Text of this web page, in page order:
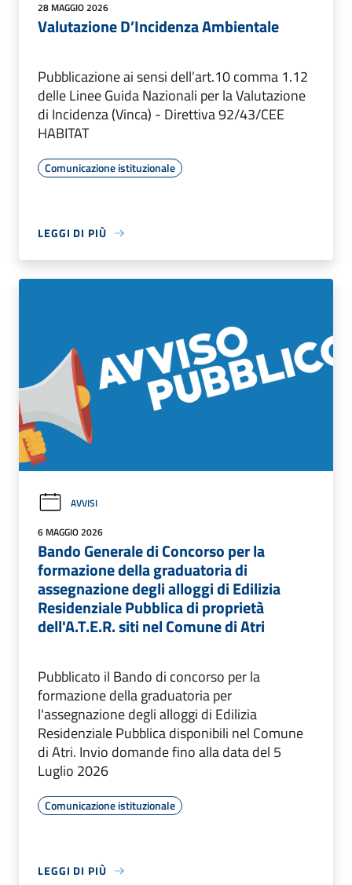
28 MAGGIO 2026
Valutazione D’Incidenza Ambientale
Pubblicazione ai sensi dell’art.10 comma 1.12
delle Linee Guida Nazionali per la Valutazione
di Incidenza (Vinca) - Direttiva 92/43/CEE
HABITAT
Comunicazione istituzionale
LEGGI DI PIÙ
AVVISI
6 MAGGIO 2026
Bando Generale di Concorso per la
formazione della graduatoria di
assegnazione degli alloggi di Edilizia
Residenziale Pubblica di proprietà
dell'A.T.E.R. siti nel Comune di Atri
Pubblicato il Bando di concorso per la
formazione della graduatoria per
l'assegnazione degli alloggi di Edilizia
Residenziale Pubblica disponibili nel Comune
di Atri. Invio domande fino alla data del 5
Luglio 2026
Comunicazione istituzionale
LEGGI DI PIÙ